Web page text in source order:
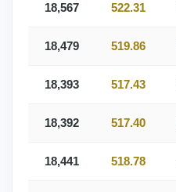
522.31
18,567
519.86
18,479
517.43
18,393
517.40
18,392
518.78
18,441